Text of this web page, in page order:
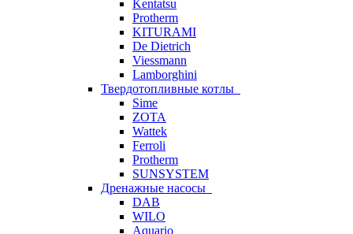
Kentatsu
Protherm
KITURAMI
De Dietrich
Viessmann
Lamborghini
Твердотопливные котлы
Sime
ZOTA
Wattek
Ferroli
Protherm
SUNSYSTEM
Дренажные насосы
DAB
WILO
Aquario